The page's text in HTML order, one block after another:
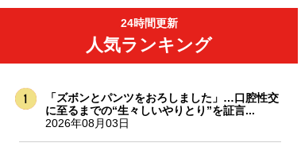
24時間更新
人気ランキング
「ズボンとパンツをおろしました」…口腔性交
に至るまでの“生々しいやりとり”を証言...
2026年08月03日